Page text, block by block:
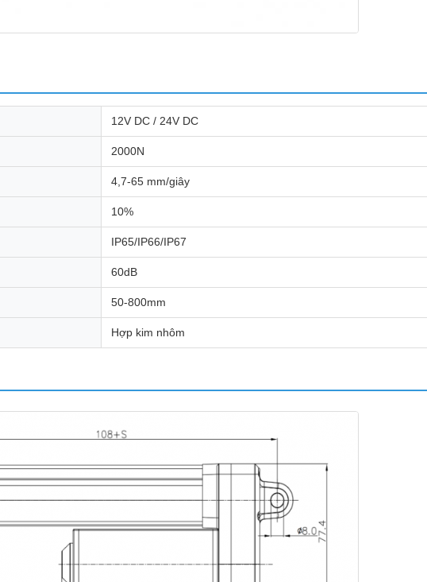
12V DC / 24V DC
2000N
4,7-65 mm/giây
10%
IP65/IP66/IP67
60dB
50-800mm
Hợp kim nhôm